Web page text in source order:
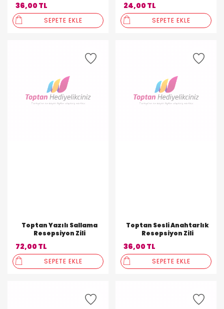
36,00 TL
SEPETE EKLE
24,00 TL
SEPETE EKLE
Toptan Yazılı Sallama
Resepsiyon Zili
72,00 TL
SEPETE EKLE
Toptan Sesli Anahtarlık
Resepsiyon Zili
36,00 TL
SEPETE EKLE